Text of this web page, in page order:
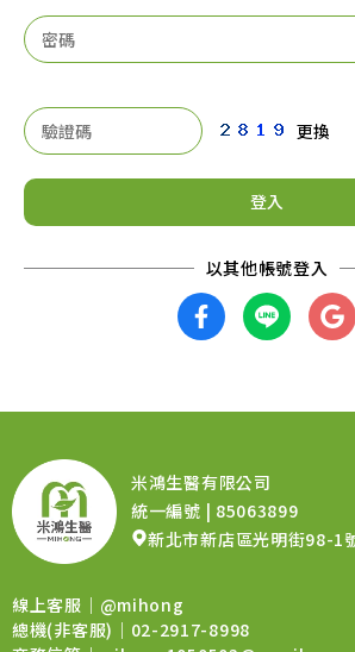
更換
登入
線上客服｜ @mihong
總機(非客服)｜02-2917-8998
米鴻生醫有限公司
統一編號 | 85063899
新北市新店區光明街98-1